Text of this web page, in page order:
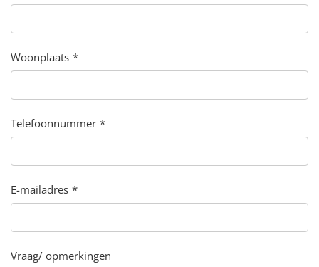
Woonplaats
Telefoonnummer
E-mailadres
Vraag/ opmerkingen